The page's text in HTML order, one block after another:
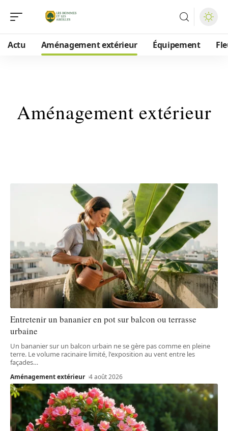
Actu Aménagement extérieur Équipement
Aménagement extérieur
Entretenir un bananier en pot sur balcon ou terrasse
urbaine
Un bananier sur un balcon urbain ne se gère pas comme en pleine
terre. Le volume racinaire limité, l'exposition au vent entre les
façades…
Aménagement extérieur 4 août 2026